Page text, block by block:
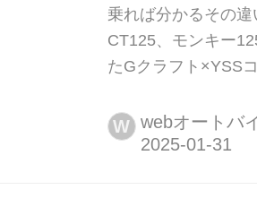
乗れば分かるその違
CT125、モンキー
たGクラフト×YSS
「Gクラフト」と、
あるサスペンション
W webオートバ